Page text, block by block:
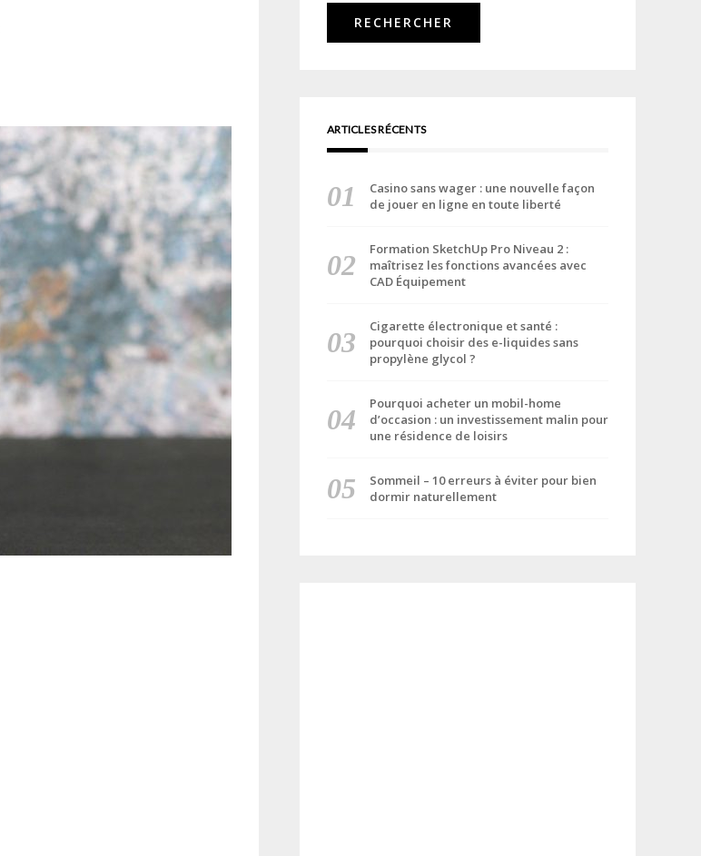
ARTICLES RÉCENTS
Casino sans wager : une nouvelle façon
de jouer en ligne en toute liberté
Formation SketchUp Pro Niveau 2 :
maîtrisez les fonctions avancées avec
CAD Équipement
Cigarette électronique et santé :
pourquoi choisir des e-liquides sans
propylène glycol ?
Pourquoi acheter un mobil-home
d’occasion : un investissement malin pour
une résidence de loisirs
Sommeil – 10 erreurs à éviter pour bien
dormir naturellement